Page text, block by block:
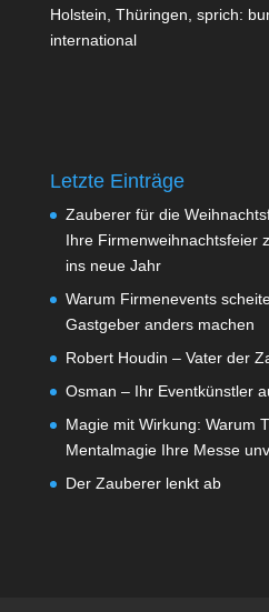
Holstein, Thüringen, sprich:
international
Letzte Einträge
Zauberer für die
Ihre Firmenweihnachtsfeier
ins neue Jahr
Warum Firmenevents
Gastgeber anders machen
Robert Houdin – Vater der
Osman – Ihr Eventkünstler
Magie mit Wirkung: Warum
Mentalmagie Ihre Messe
Der Zauberer lenkt ab